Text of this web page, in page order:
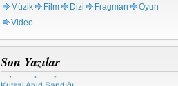
Müzik Film Dizi Fragman
Oyun
Video
Son Yazılar
Deniz Altında Ufo Bulundu
Mısır Tapınaklarında Ufolar
Tapınak Şövalyeleri
Kutsal Ahid Sandığı